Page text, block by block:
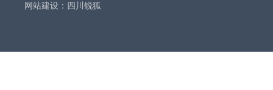
网站建设 ： 四川锐狐